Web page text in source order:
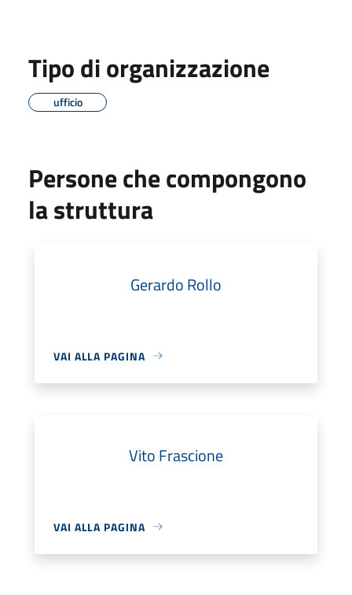
Tipo di organizzazione
ufficio
Persone che compongono
la struttura
Gerardo Rollo
VAI ALLA PAGINA
Vito Frascione
VAI ALLA PAGINA